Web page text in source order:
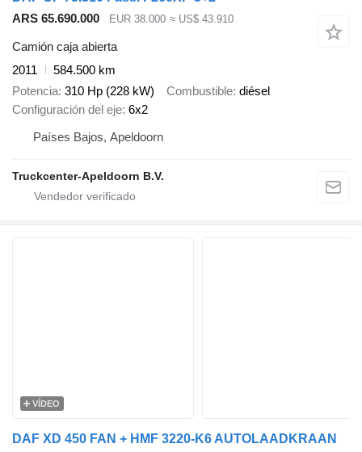
ARS 65.690.000
EUR 38.000 ≈ US$ 43.910
Camión caja abierta
2011
584.500 km
Potencia 310 Hp (228 kW) Combustible diésel
Configuración del eje 6x2
Países Bajos, Apeldoorn
Truckcenter-Apeldoorn B.V.
VÍDEO
DAF XD 450 FAN + HMF 3220-K6 AUTOLAADKRAAN